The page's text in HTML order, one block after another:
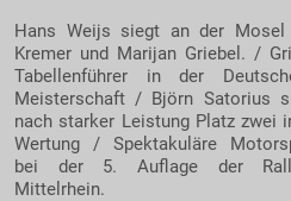
Hans Weijs siegt an der
Kremer und Marijan Griebel. /
Tabellenführer in der
Meisterschaft / Björn Satorius
nach starker Leistung Platz zwei
Wertung / Spektakuläre
bei der 5. Auflage der
Mittelrhein.